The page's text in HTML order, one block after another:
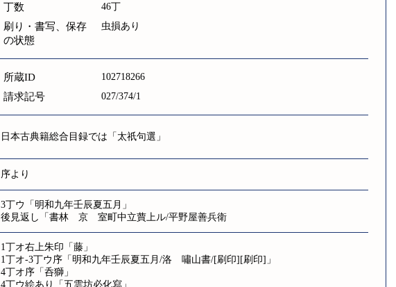
丁数 46丁
刷り・書写、保存
の状態
虫損あり
所蔵ID 102718266
請求記号 027/374/1
日本古典籍総合目録では「太祇句選」
序より
3丁ウ「明和九年壬辰夏五月」
後見返し「書林 京 室町中立蕒上ル/平野屋善兵衛
1丁オ右上朱印「藤」
1丁オ-3丁ウ序「明和九年壬辰夏五月/洛 嘯山書/[刷印][刷印]」
4丁オ序「呑獅」
4丁ウ絵あり「五雲坊必化寫」